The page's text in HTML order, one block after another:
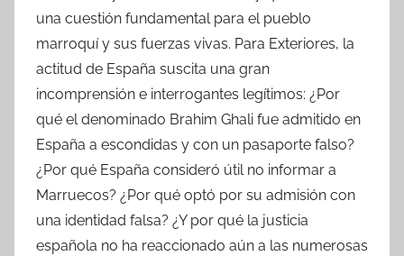
una cuestión fundamental para el pueblo
marroquí y sus fuerzas vivas. Para Exteriores, la
actitud de España suscita una gran
incomprensión e interrogantes legítimos: ¿Por
qué el denominado Brahim Ghali fue admitido en
España a escondidas y con un pasaporte falso?
¿Por qué España consideró útil no informar a
Marruecos? ¿Por qué optó por su admisión con
una identidad falsa? ¿Y por qué la justicia
española no ha reaccionado aún a las numerosas